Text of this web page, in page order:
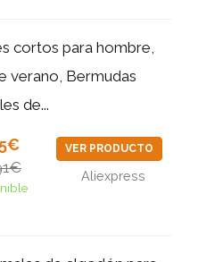
cortos para hombre,
verano, Bermudas
de...
VER PRODUCTO
Aliexpress